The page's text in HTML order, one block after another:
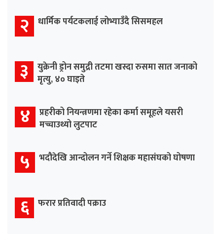
२ धार्मिक पर्यटकलाई लोभ्याउँदै सिसमहल
३ युक्रेनी ड्रोन समुद्री तटमा खस्दा रुसमा सात जनाको
मृत्यु, ४० घाइते
४ प्रहरीको नियन्त्रणमा रहेका कर्मा समूहले यसरी
मच्चाउथ्यो लुटपाट
५ भदौदेखि आन्दोलन गर्ने शिक्षक महासंघको घोषणा
६ फरार प्रतिवादी पक्राउ